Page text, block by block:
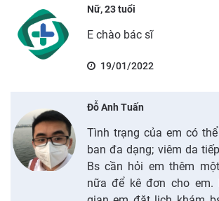
Nữ, 23 tuổi
E chào bác sĩ
19/01/2022
Đỗ Anh Tuấn
Tình trạng của em có
ban đa dạng; viêm da
Bs cần hỏi em thêm
nữa để kê đơn cho em.